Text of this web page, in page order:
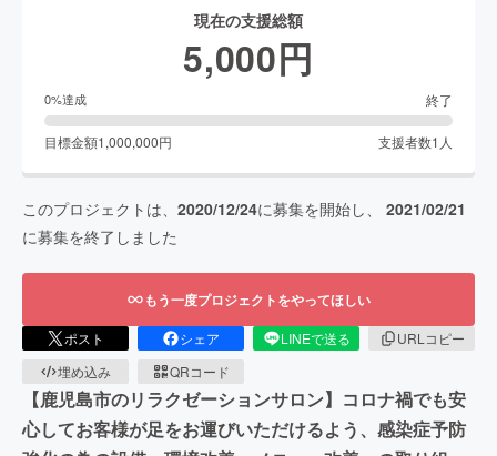
現在の支援総額
5,000円
0%達成 終了
目標金額1,000,000円 支援者数1 人
このプロジェクトは、 2020/12/24に募集を開始し、 2021/02/21
に募集を終了しました
もう一度プロジェクトをやってほしい
ポスト シェア LINEで送る
URLコピー
埋め込み
QRコード
【鹿児島市のリラクゼーションサロン】コロナ禍でも安
心してお客様が足をお運びいただけるよう、感染症予防